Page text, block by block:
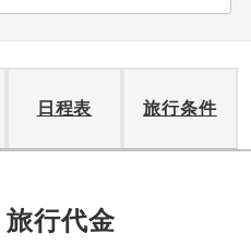
日程表 旅行条件
行代金